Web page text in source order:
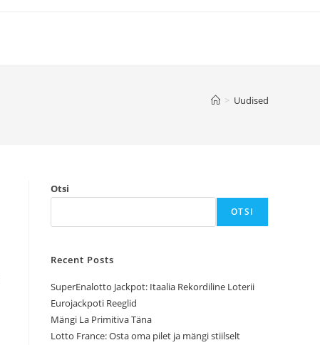
> Uudised
Otsi
OTSI
Recent Posts
SuperEnalotto Jackpot: Itaalia Rekordiline Loterii
Eurojackpoti Reeglid
Mängi La Primitiva Täna
Lotto France: Osta oma pilet ja mängi stiilselt